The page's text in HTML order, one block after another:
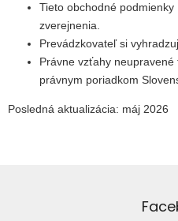
Tieto obchodné
zverejnenia.
Prevádzkovateľ si
Právne vzťahy
právnym poriadkom
Posledná aktualizácia: máj 2026